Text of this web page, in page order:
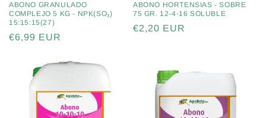
ABONO GRANULADO
COMPLEJO 5 KG - NPK(SO₃)
15:15:15(27)
Precio
€6,99 EUR
ABONO HORTENSIAS - SOBRE
75 GR. 12-4-16 SOLUBLE
Precio
€2,20 EUR